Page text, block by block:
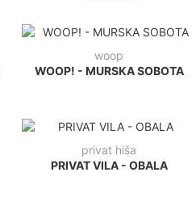
woop
WOOP! - MURSKA SOBOTA
privat hiša
PRIVAT VILA - OBALA